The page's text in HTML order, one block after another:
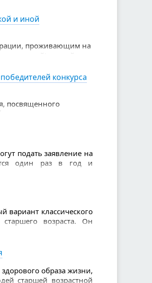
и иной
проживающим на
и иной
конкурса
посвященного
вручила
Свердловской
подать заявление на
один раз в год и
классического
возраста. Он
травм.
образа жизни,
старшей возрастной